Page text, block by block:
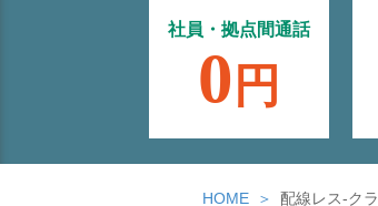
社員・拠点間通話
0 円
HOME 配線レス‐ク